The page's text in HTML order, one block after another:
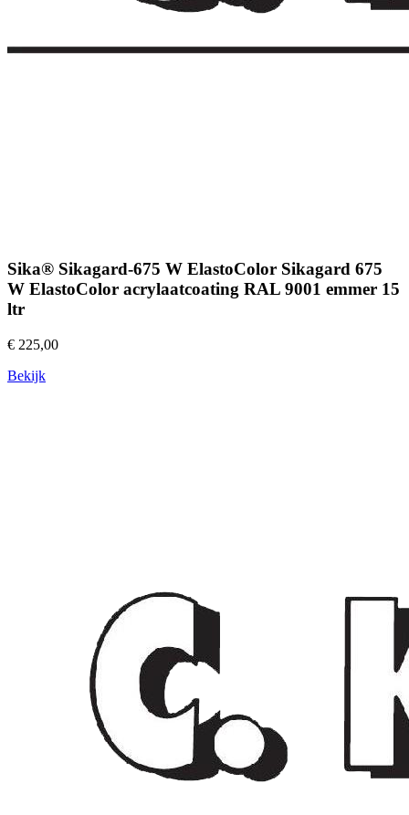
Sika® Sikagard-675 W ElastoColor Sikagard 675
W ElastoColor acrylaatcoating RAL 9001 emmer 15
ltr
€ 225,00
Bekijk